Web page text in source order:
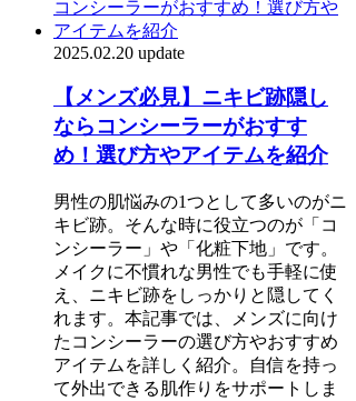
2025.02.20 update
【メンズ必見】ニキビ跡隠し
ならコンシーラーがおすす
め！選び方やアイテムを紹介
男性の肌悩みの1つとして多いのがニ
キビ跡。そんな時に役立つのが「コ
ンシーラー」や「化粧下地」です。
メイクに不慣れな男性でも手軽に使
え、ニキビ跡をしっかりと隠してく
れます。本記事では、メンズに向け
たコンシーラーの選び方やおすすめ
アイテムを詳しく紹介。自信を持っ
て外出できる肌作りをサポートしま